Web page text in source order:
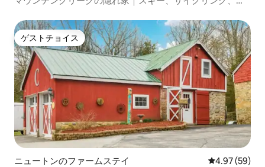
ゲストチョイス
ゲストチョイス
ニュートンのファームステイ レビュー59
4.97 (59)